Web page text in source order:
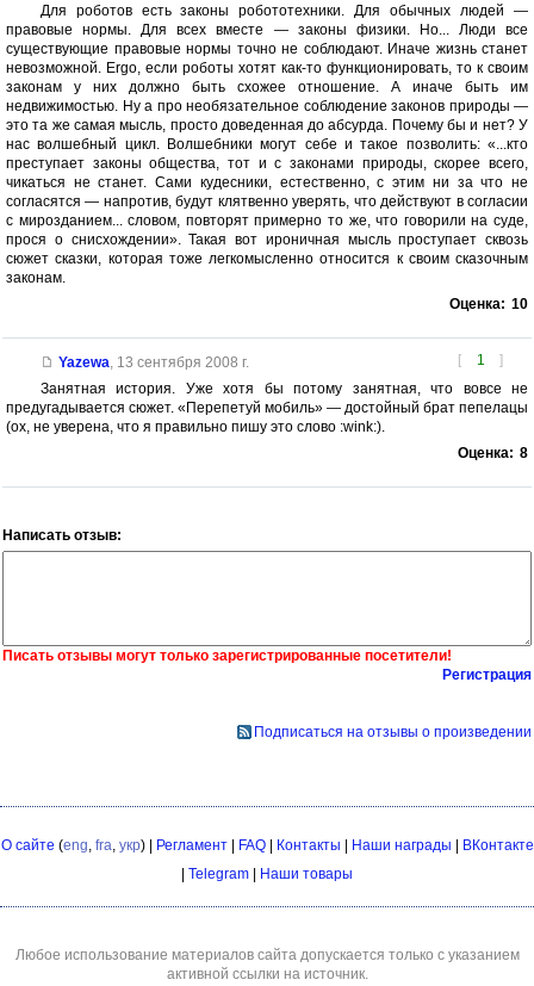
Для роботов есть законы робототехники. Для обычных людей —
правовые нормы. Для всех вместе — законы физики. Но... Люди все
существующие правовые нормы точно не соблюдают. Иначе жизнь станет
невозможной. Ergo, если роботы хотят как-то функционировать, то к своим
законам у них должно быть схожее отношение. А иначе быть им
недвижимостью. Ну а про необязательное соблюдение законов природы —
это та же самая мысль, просто доведенная до абсурда. Почему бы и нет? У
нас волшебный цикл. Волшебники могут себе и такое позволить: «...кто
преступает законы общества, тот и с законами природы, скорее всего,
чикаться не станет. Сами кудесники, естественно, с этим ни за что не
согласятся — напротив, будут клятвенно уверять, что действуют в согласии
с мирозданием... словом, повторят примерно то же, что говорили на суде,
прося о снисхождении». Такая вот ироничная мысль проступает сквозь
сюжет сказки, которая тоже легкомысленно относится к своим сказочным
законам.
Оценка: 10
[ 1 ]
Yazewa 13 сентября 2008 г.
Занятная история. Уже хотя бы потому занятная, что вовсе не
предугадывается сюжет. «Перепетуй мобиль» — достойный брат пепелацы
(ох, не уверена, что я правильно пишу это слово :wink:).
Оценка: 8
Написать отзыв:
Писать отзывы могут только зарегистрированные посетители!
Регистрация
Подписаться на отзывы о произведении
О сайте (eng fra укр) | Регламент| FAQ| Контакты | Наши награды | ВКонтакте
| Telegram | Наши товары
Любое использование материалов сайта допускается только с указанием
активной ссылки на источник.